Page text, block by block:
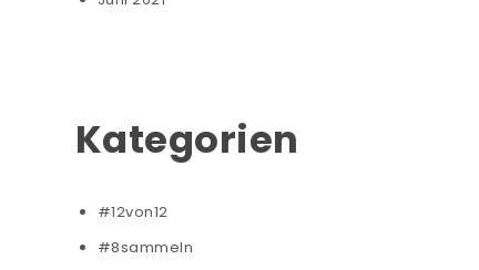
Kategorien
#12von12
#8sammeln